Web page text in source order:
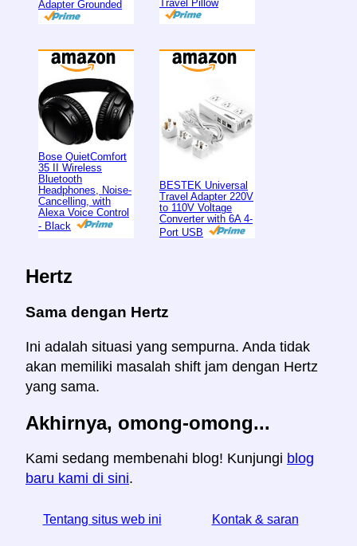
Adapter Grounded
Travel Pillow
Bose QuietComfort
35 II Wireless
Bluetooth
Headphones, Noise-
Cancelling, with
Alexa Voice Control
- Black
BESTEK Universal
Travel Adapter 220V
to 110V Voltage
Converter with 6A 4-
Port USB
Hertz
Sama dengan Hertz
Ini adalah situasi yang sempurna. Anda tidak
akan memiliki masalah shift jam dengan Hertz
yang sama.
Akhirnya, omong-omong...
Kami sedang membenahi blog! Kunjungi blog
baru kami di sini.
Tentang situs web ini Kontak & saran